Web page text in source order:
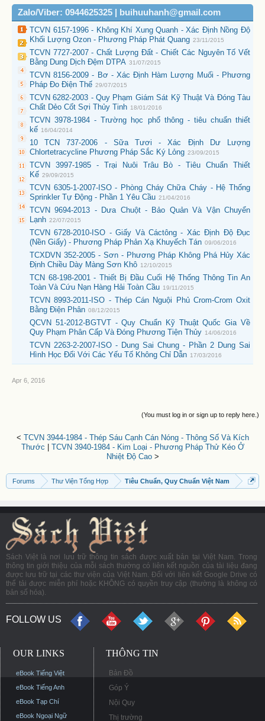
Zalo/Viber: 0944625325 | buihuuhanh@gmail.com
TCVN 6157-1996 - Không Khí Xung Quanh - Xác Định Nồng Độ
Khối Lượng Ozon - Phương Pháp Phát Quang 23/11/2015
TCVN 7727-2007 - Chất Lượng Đất - Chiết Các Nguyên Tố Vết
Bằng Dung Dịch Đệm DTPA 31/07/2015
TCVN 8156-2009 - Bơ - Xác Định Hàm Lượng Muối - Phương
Pháp Đo Điện Thế 29/07/2015
TCVN 6282-2003 - Quy Phạm Giám Sát Kỹ Thuật Và Đóng Tàu
Chất Dẻo Cốt Sợi Thủy Tinh 18/01/2016
TCVN 3978-1984 - Trường học phổ thông - tiêu chuẩn thiết
kế 16/04/2014
10 TCN 737-2006 - Sữa Tươi - Xác Định Dư Lượng
Chlortetracycline Phương Pháp Sắc Ký Lỏng 23/09/2015
TCVN 3997-1985 - Trại Nuôi Trâu Bò - Tiêu Chuẩn Thiết
Kế 29/09/2015
TCVN 6305-1-2007-ISO - Phòng Cháy Chữa Cháy - Hệ Thống
Sprinkler Tự Động - Phần 1 Yêu Cầu 21/04/2016
TCVN 9694-2013 - Dưa Chuột - Bảo Quản Và Vận Chuyển
Lạnh 22/07/2015
TCVN 6728-2010-ISO - Giấy Và Cáctông - Xác Định Độ Đục
(Nền Giấy) - Phương Pháp Phản Xạ Khuyếch Tán 09/06/2016
TCXDVN 352-2005 - Sơn - Phương Pháp Không Phá Hủy Xác
Định Chiều Dày Màng Sơn Khô 12/10/2015
TCN 68-198-2001 - Thiết Bị Đầu Cuối Hệ Thống Thông Tin An
Toàn Và Cứu Nạn Hàng Hải Toàn Cầu 19/11/2015
TCVN 8993-2011-ISO - Thép Cán Nguội Phủ Crom-Crom Oxit
Bằng Điện Phân 08/12/2015
QCVN 51-2012-BGTVT - Quy Chuẩn Kỹ Thuật Quốc Gia Về
Quy Phạm Phân Cấp Và Đóng Phương Tiện Thủy 14/06/2016
TCVN 2263-2-2007-ISO - Dung Sai Chung - Phần 2 Dung Sai
Hình Học Đối Với Các Yếu Tố Không Chỉ Dẫn 17/03/2016
Apr 6, 2016
(You must log in or sign up to reply here.)
< TCVN 3944-1984 - Thép Sáu Cạnh Cán Nóng - Thông Số Và Kích
Thước | TCVN 3940-1984 - Kim Loại - Phương Pháp Thử Kéo Ở
Nhiệt Độ Cao>
Forums Thư Viện Tổng Hợp Tiêu Chuẩn, Quy Chuẩn Việt Nam
Sách Việt là nơi lưu trữ thông tin sách được xuất bản tại Việt Nam. Trong
thông tin giới thiệu của mỗi sách thường có liên kết nguồn của tài liệu đang
được lưu trữ tại các thư viện của Việt Nam. Đối với liên kết Google Drive có
thể tải được miễn phí hoặc KHÔNG có quyền truy cập (thường là không có
bản số hóa).
FOLLOW US
OUR LINKS
eBook Tiếng Việt
eBook Tiếng Anh
eBook Tạp Chí
eBook Ngoại Ngữ
THÔNG TIN
Bản Đồ
Góp Ý
Nội Quy
Thị trường